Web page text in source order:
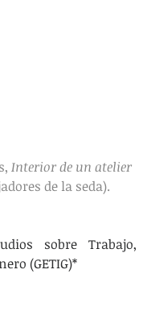
Interior de un atelier
de la seda).
sobre Trabajo,
(GETIG)*